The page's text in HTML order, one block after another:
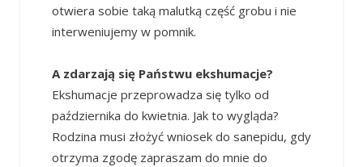
otwiera sobie taką malutką część grobu i nie
interweniujemy w pomnik.
A zdarzają się Państwu ekshumacje?
Ekshumacje przeprowadza się tylko od
października do kwietnia. Jak to wygląda?
Rodzina musi złożyć wniosek do sanepidu, gdy
otrzyma zgodę zapraszam do mnie do